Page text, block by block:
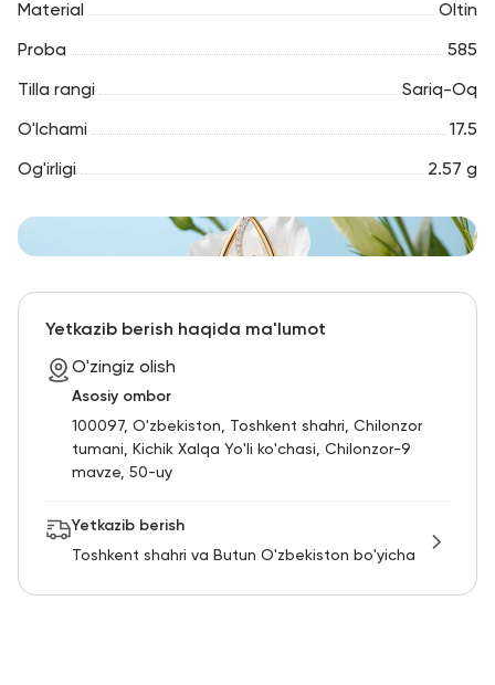
Material Oltin
Proba 585
Tilla rangi Sariq-Oq
O'lchami 17.5
Og'irligi 2.57 g
Yetkazib berish haqida ma'lumot
O'zingiz olish
Asosiy ombor
100097, O'zbekiston, Toshkent shahri, Chilonzor
tumani, Kichik Xalqa Yo'li ko'chasi, Chilonzor-9
mavze, 50-uy
Yetkazib berish
Toshkent shahri va Butun O'zbekiston bo'yicha